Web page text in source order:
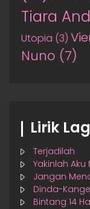
Tiara
Utopia (3)
Nuno (7)
Lirik
Terjadilah
Yakinlah
Jangan
Dinda-
Bintang 14